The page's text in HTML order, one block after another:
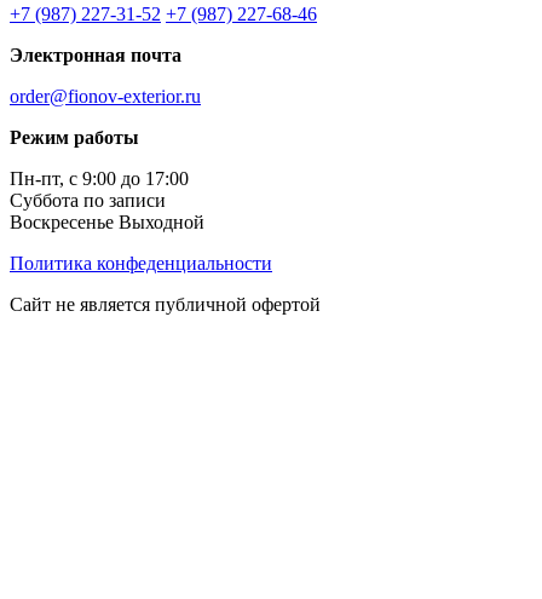
+7 (987) 227-31-52 +7 (987) 227-68-46
Электронная почта
order@fionov-exterior.ru
Режим работы
Пн-пт, с 9:00 до 17:00
Суббота по записи
Воскресенье Выходной
Политика конфеденциальности
Сайт не является публичной офертой